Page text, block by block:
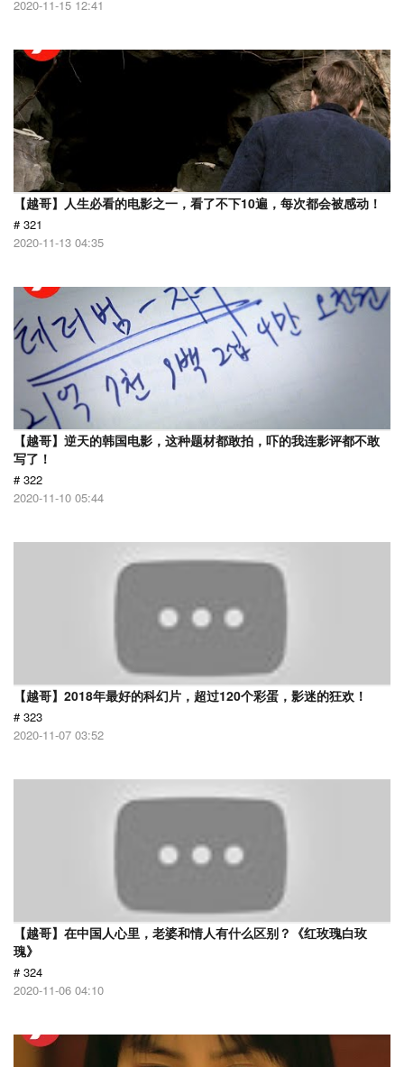
2020-11-15 12:41
【越哥】人生必看的电影之一，看了不下10遍，每次都会被感动！
# 321
2020-11-13 04:35
【越哥】逆天的韩国电影，这种题材都敢拍，吓的我连影评都不敢
写了！
# 322
2020-11-10 05:44
【越哥】2018年最好的科幻片，超过120个彩蛋，影迷的狂欢！
# 323
2020-11-07 03:52
【越哥】在中国人心里，老婆和情人有什么区别？《红玫瑰白玫
瑰》
# 324
2020-11-06 04:10